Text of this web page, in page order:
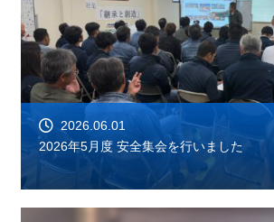
2026.06.01
2026年5月度 安全集会を行いました